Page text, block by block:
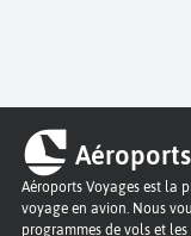
Aéroports
Aéroports Voyages est la
voyage en avion. Nous
programmes de vols et